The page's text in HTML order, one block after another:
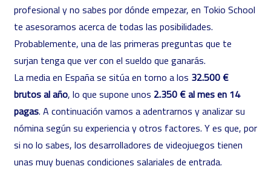
profesional y no sabes por dónde empezar, en Tokio School
te asesoramos acerca de todas las posibilidades.
Probablemente, una de las primeras preguntas que te
surjan tenga que ver con el sueldo que ganarás.
La media en España se sitúa en torno a los 32.500 €
brutos al año, lo que supone unos 2.350 € al mes en 14
pagas. A continuación vamos a adentrarnos y analizar su
nómina según su experiencia y otros factores. Y es que, por
si no lo sabes, los desarrolladores de videojuegos tienen
unas muy buenas condiciones salariales de entrada.